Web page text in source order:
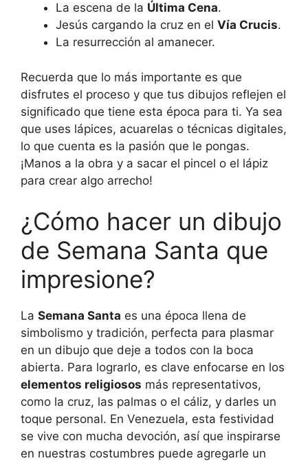
La escena de la Última Cena.
Jesús cargando la cruz en el Vía Crucis.
La resurrección al amanecer.
Recuerda que lo más importante es que
disfrutes el proceso y que tus dibujos reflejen el
significado que tiene esta época para ti. Ya sea
que uses lápices, acuarelas o técnicas digitales,
lo que cuenta es la pasión que le pongas.
¡Manos a la obra y a sacar el pincel o el lápiz
para crear algo arrecho!
¿Cómo hacer un dibujo
de Semana Santa que
impresione?
La Semana Santa es una época llena de
simbolismo y tradición, perfecta para plasmar
en un dibujo que deje a todos con la boca
abierta. Para lograrlo, es clave enfocarse en los
elementos religiosos más representativos,
como la cruz, las palmas o el cáliz, y darles un
toque personal. En Venezuela, esta festividad
se vive con mucha devoción, así que inspirarse
en nuestras costumbres puede agregarle un